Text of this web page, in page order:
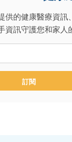
供的健康醫療資訊
資訊守護您和家人
訂閱